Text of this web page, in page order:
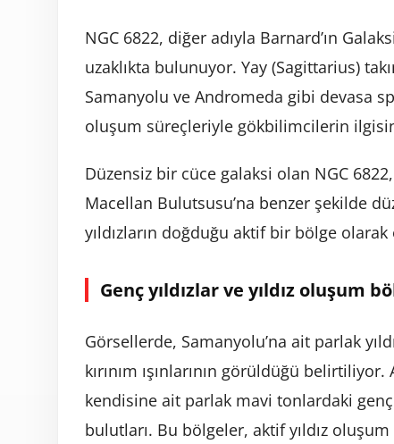
NGC 6822, diğer adıyla Barnard’ın
uzaklıkta bulunuyor. Yay (Sagittarius)
Samanyolu ve Andromeda gibi devasa
oluşum süreçleriyle gökbilimcilerin
Düzensiz bir cüce galaksi olan NGC
Macellan Bulutsusu’na benzer şekilde
yıldızların doğduğu aktif bir bölge olarak
Genç yıldızlar ve yıldız oluşum
Görsellerde, Samanyolu’na ait parlak
kırınım ışınlarının görüldüğü
kendisine ait parlak mavi tonlardaki genç
bulutları. Bu bölgeler, aktif yıldız